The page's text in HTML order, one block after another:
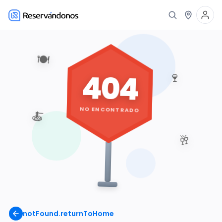
notFound.returnToHome
🍽️
🍷
🥂
🍝
404
NO ENCONTRADO